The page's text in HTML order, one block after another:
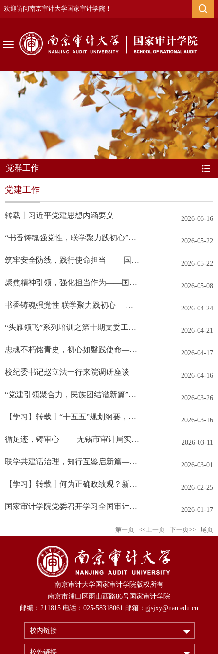
欢迎访问南京审计大学国家审计学院！
党群工作
党建工作
转载丨习近平党建思想内涵要义 2026-06-16
“书香铸魂强党性，联学聚力践初心”——国家审计学院研究生第三党支部与本科生第三党支部、文学院研究生党支部联合开展主题党日活动 2026-05-22
筑牢安全防线，践行使命担当—— 国家审计学院研究生第五党支部与湖南农业大学商学院学生第六党支部开展联学共建主题党日活动 2026-05-22
聚焦精神引领，强化担当作为——国家审计学院研究生第一党支部开展线上学习会暨四月专题党日活动 2026-05-08
书香铸魂强党性 联学聚力践初心 —— 本硕支部跨院联合开展主题党日活动 2026-04-24
“头雁领飞”系列培训之第十期支委工作实务培训——让支部推文从“没人看”到“有人在看” 2026-04-21
忠魂不朽铭青史，初心如磐践使命——国家审计学院研究生第三党支部清明祭英烈主题党日活动 2026-04-17
校纪委书记赵立法一行来院调研座谈 2026-04-16
“党建引领聚合力，民族团结谱新篇”——国家审计学院研究生第三党支部、第五党支部、石榴籽工作室联学共建主题党日活动 2026-03-26
【学习】转载丨“十五五”规划纲要，全文来了！ 2026-03-16
循足迹，铸审心—— 无锡市审计局实习组临时党支部走进荣毅仁纪念馆开展主题党日活动 2026-03-11
联学共建话治理，知行互鉴启新篇——国家审计学院研究生第二党支部、南京师范大学公共管理学院政治学第一党支部联合学术沙龙活动 2026-03-01
【学习】转载丨何为正确政绩观？新华社推出重磅通讯 2026-02-25
国家审计学院党委召开学习全国审计工作会议精神专题会暨支部书记述职评议会 2026-01-17
第一页 <<上一页 下一页>> 尾页
南京审计大学国家审计学院版权所有
南京市浦口区雨山西路86号国家审计学院
邮编：211815 电话：025-58318061 邮箱：gjsjxy@nau.edu.cn
校内链接
校外链接